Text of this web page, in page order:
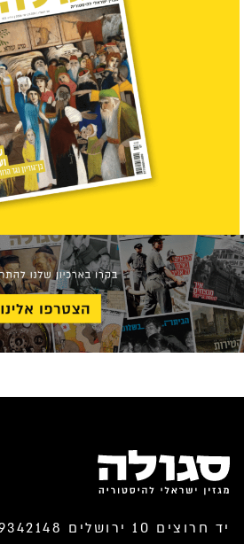
יד חרוצים 10 ירושלים 9342148